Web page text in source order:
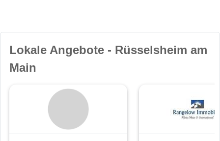
Lokale Angebote - Rüsselsheim am
Main